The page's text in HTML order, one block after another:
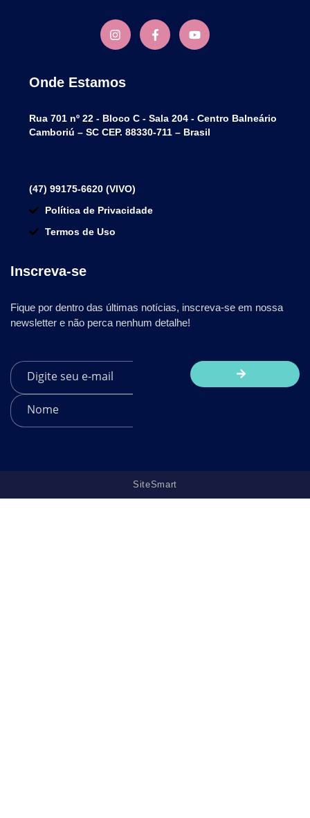
Onde Estamos
Rua 701 nº 22 - Bloco C - Sala 204 - Centro Balneário
Camboriú – SC CEP. 88330-711 – Brasil
(47) 99175-6620 (VIVO)
Política de Privacidade
Termos de Uso
Inscreva-se
Fique por dentro das últimas notícias, inscreva-se em nossa
newsletter e não perca nenhum detalhe!
SiteSmart